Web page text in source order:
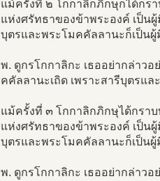
แม้ครั้งที่ ๒ โกกาลิกภิกษุก็ได้กร
แห่งศรัทธาของข้าพระองค์ เป็น
บุตรและพระโมคคัลลานะก็เป็น
พ. ดูกรโกกาลิกะ เธออย่ากล่าวอ
คคัลลานะเถิด เพราะสารีบุตรแ
แม้ครั้งที่ ๓ โกกาลิกภิกษุได้กรา
แห่งศรัทธาของข้าพระองค์ เป็น
บุตรและพระโมคคัลลานะก็เป็น
พ. ดูกรโกกาลิกะ เธออย่ากล่าวอ